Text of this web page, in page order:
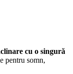
cu o singură
pentru somn,